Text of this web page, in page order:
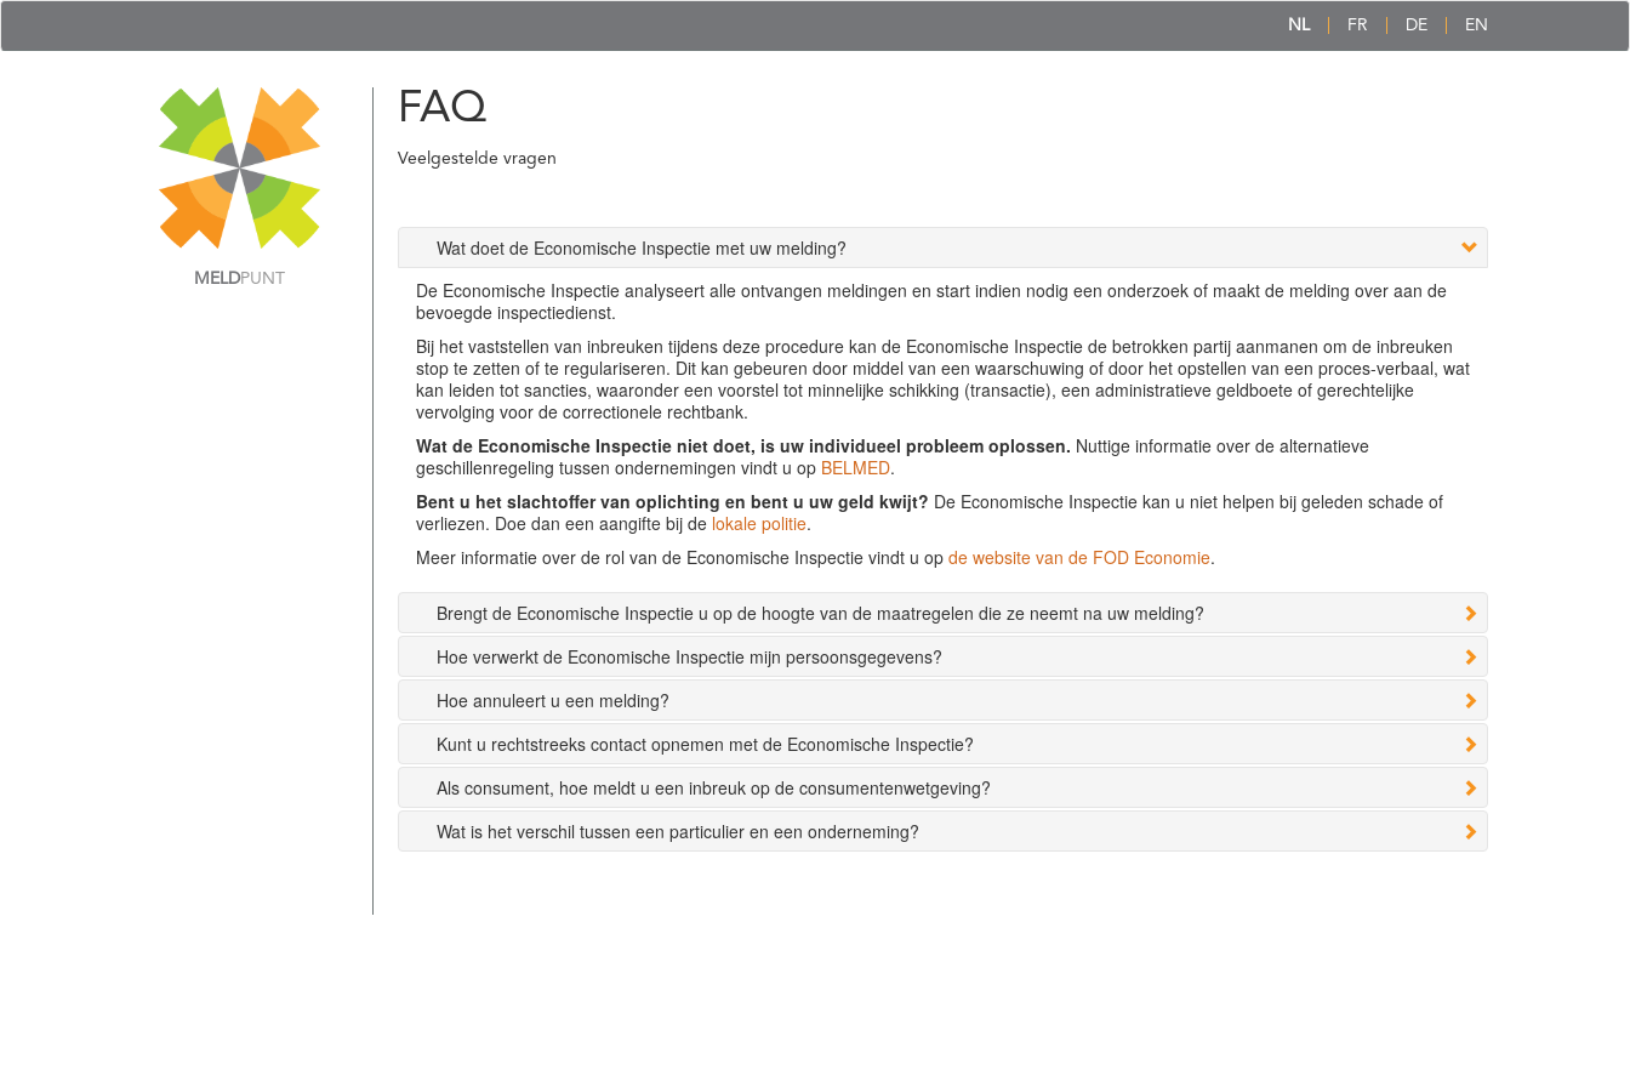
NL FR DE EN
MELDPUNT
FAQ
Veelgestelde vragen
Wat doet de Economische Inspectie met uw melding?
De Economische Inspectie analyseert alle ontvangen meldingen en start indien nodig een onderzoek of maakt de melding over aan de
bevoegde inspectiedienst.
Bij het vaststellen van inbreuken tijdens deze procedure kan de Economische Inspectie de betrokken partij aanmanen om de inbreuken
stop te zetten of te regulariseren. Dit kan gebeuren door middel van een waarschuwing of door het opstellen van een proces-verbaal, wat
kan leiden tot sancties, waaronder een voorstel tot minnelijke schikking (transactie), een administratieve geldboete of gerechtelijke
vervolging voor de correctionele rechtbank.
Wat de Economische Inspectie niet doet, is uw individueel probleem oplossen. Nuttige informatie over de alternatieve
geschillenregeling tussen ondernemingen vindt u op BELMED.
Bent u het slachtoffer van oplichting en bent u uw geld kwijt? De Economische Inspectie kan u niet helpen bij geleden schade of
verliezen. Doe dan een aangifte bij de lokale politie.
Meer informatie over de rol van de Economische Inspectie vindt u op de website van de FOD Economie.
Brengt de Economische Inspectie u op de hoogte van de maatregelen die ze neemt na uw melding?
Hoe verwerkt de Economische Inspectie mijn persoonsgegevens?
Hoe annuleert u een melding?
Kunt u rechtstreeks contact opnemen met de Economische Inspectie?
Als consument, hoe meldt u een inbreuk op de consumentenwetgeving?
Wat is het verschil tussen een particulier en een onderneming?